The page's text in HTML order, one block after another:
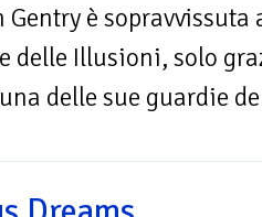
Gentry è
delle Illusioni, solo
delle sue guardie